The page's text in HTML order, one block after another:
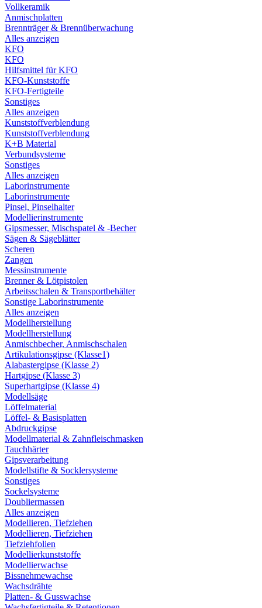
Vollkeramik
Anmischplatten
Brennträger & Brennüberwachung
Alles anzeigen
KFO
KFO
Hilfsmittel für KFO
KFO-Kunststoffe
KFO-Fertigteile
Sonstiges
Alles anzeigen
Kunststoffverblendung
Kunststoffverblendung
K+B Material
Verbundsysteme
Sonstiges
Alles anzeigen
Laborinstrumente
Laborinstrumente
Pinsel, Pinselhalter
Modellierinstrumente
Gipsmesser, Mischspatel & -Becher
Sägen & Sägeblätter
Scheren
Zangen
Messinstrumente
Brenner & Lötpistolen
Arbeitsschalen & Transportbehälter
Sonstige Laborinstrumente
Alles anzeigen
Modellherstellung
Modellherstellung
Anmischbecher, Anmischschalen
Artikulationsgipse (Klasse1)
Alabastergipse (Klasse 2)
Hartgipse (Klasse 3)
Superhartgipse (Klasse 4)
Modellsäge
Löffelmaterial
Löffel- & Basisplatten
Abdruckgipse
Modellmaterial & Zahnfleischmasken
Tauchhärter
Gipsverarbeitung
Modellstifte & Socklersysteme
Sonstiges
Sockelsysteme
Doubliermassen
Alles anzeigen
Modellieren, Tiefziehen
Modellieren, Tiefziehen
Tiefziehfolien
Modellierkunststoffe
Modellierwachse
Bissnehmewachse
Wachsdrähte
Platten- & Gusswachse